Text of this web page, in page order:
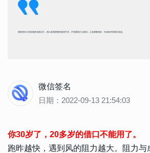
我拒绝长大后给我的无形压力，借口是我想要的发泄方式。不管遇到什么情况，心态都要放好。为20多岁的我们加油。
微信签名
日期：2022-09-13 21:54:03
你30岁了，20多岁的借口不能用了。
跑昨越快，遇到风的阻力越大。阻力与